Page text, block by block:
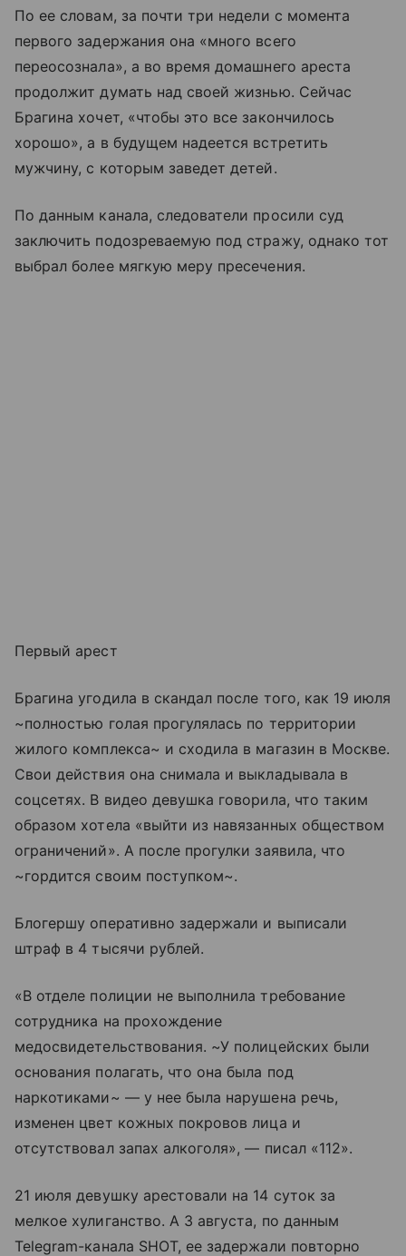
По ее словам, за почти три недели с момента
первого задержания она «много всего
переосознала», а во время домашнего ареста
продолжит думать над своей жизнью. Сейчас
Брагина хочет, «чтобы это все закончилось
хорошо», а в будущем надеется встретить
мужчину, с которым заведет детей.
По данным канала, следователи просили суд
заключить подозреваемую под стражу, однако тот
выбрал более мягкую меру пресечения.
Первый арест
Брагина угодила в скандал после того, как 19 июля
~полностью голая прогулялась по территории
жилого комплекса~ и сходила в магазин в Москве.
Свои действия она снимала и выкладывала в
соцсетях. В видео девушка говорила, что таким
образом хотела «выйти из навязанных обществом
ограничений». А после прогулки заявила, что
~гордится своим поступком~.
Блогершу оперативно задержали и выписали
штраф в 4 тысячи рублей.
«В отделе полиции не выполнила требование
сотрудника на прохождение
медосвидетельствования. ~У полицейских были
основания полагать, что она была под
наркотиками~ — у нее была нарушена речь,
изменен цвет кожных покровов лица и
отсутствовал запах алкоголя», — писал «112».
21 июля девушку арестовали на 14 суток за
мелкое хулиганство. А 3 августа, по данным
Telegram-канала SHOT, ее задержали повторно